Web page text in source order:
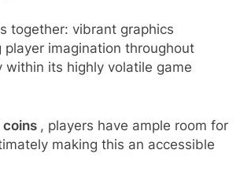
together: vibrant graphics
imagination throughout
its highly volatile game
, players have ample room for
making this an accessible